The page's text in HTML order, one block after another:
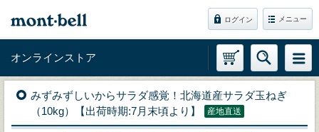
ログイン メニュー
オンラインストア
みずみずしいからサラダ感覚！北海道産サラダ玉ねぎ
（10kg）【出荷時期:7月末頃より】
産地直送